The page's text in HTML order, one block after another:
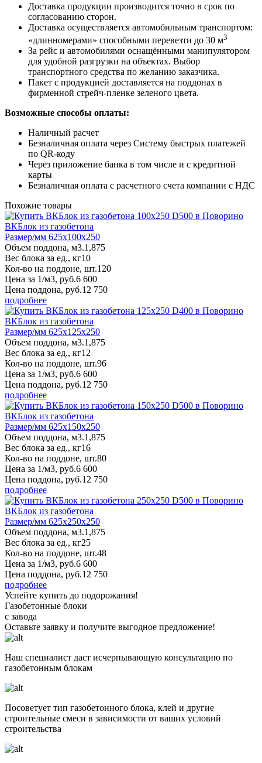
Доставка продукции производится точно в срок по
согласованию сторон.
Доставка осуществляется автомобильным транспортом:
«длинномерами» способными перевезти до 30 м3
За рейс и автомобилями оснащёнными манипулятором
для удобной разгрузки на объектах. Выбор
транспортного средства по желанию заказчика.
Пакет с продукцией доставляется на поддонах в
фирменной стрейч-пленке зеленого цвета.
Возможные способы оплаты:
Наличный расчет
Безналичная оплата через Систему быстрых платежей
по QR-коду
Через приложение банка в том числе и с кредитной
карты
Безналичная оплата с расчетного счета компании с НДС
Похожие товары
ВКБлок из газобетона
Размер/мм 625x100x250
Объем поддона, м3.1,875
Вес блока за ед., кг10
Кол-во на поддоне, шт.120
Цена за 1/м3, руб.6 600
Цена поддона, руб.12 750
подробнее
ВКБлок из газобетона
Размер/мм 625x125x250
Объем поддона, м3.1,875
Вес блока за ед., кг12
Кол-во на поддоне, шт.96
Цена за 1/м3, руб.6 600
Цена поддона, руб.12 750
подробнее
ВКБлок из газобетона
Размер/мм 625x150x250
Объем поддона, м3.1,875
Вес блока за ед., кг16
Кол-во на поддоне, шт.80
Цена за 1/м3, руб.6 600
Цена поддона, руб.12 750
подробнее
ВКБлок из газобетона
Размер/мм 625x250x250
Объем поддона, м3.1,875
Вес блока за ед., кг25
Кол-во на поддоне, шт.48
Цена за 1/м3, руб.6 600
Цена поддона, руб.12 750
подробнее
Успейте купить до подорожания!
Газобетонные блоки
с завода
Оставьте заявку и получите выгодное предложение!
Наш специалист даст исчерпывающую консультацию по
газобетонным блокам
Посоветует тип газобетонного блока, клей и другие
строительные смеси в зависимости от ваших условий
строительства